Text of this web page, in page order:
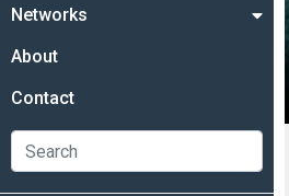
Networks
About
Contact